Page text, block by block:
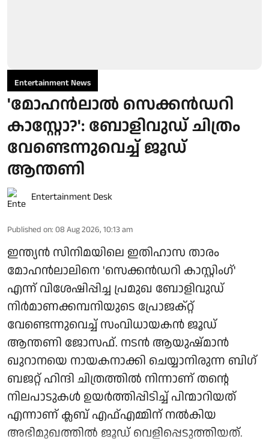
Entertainment News
'മോഹൻലാൽ സെക്കൻഡറി
കാസ്റ്റോ?': ബോളിവുഡ് ചിത്രം
വേണ്ടെന്നുവെച്ച് ജൂഡ്
ആന്തണി
Entertainment Desk
Published on: 08 Aug 2026, 10:13 am
ഇന്ത്യൻ സിനിമയിലെ ഇതിഹാസ താരം
മോഹൻലാലിനെ 'സെക്കൻഡറി കാസ്റ്റിംഗ്'
എന്ന് വിശേഷിപ്പിച്ച പ്രമുഖ ബോളിവുഡ്
നിർമാണക്കമ്പനിയുടെ പ്രോജക്റ്റ്
വേണ്ടെന്നുവെച്ച് സംവിധായകൻ ജൂഡ്
ആന്തണി ജോസഫ്. നടൻ ആയുഷ്മാൻ
ഖുറാനയെ നായകനാക്കി ചെയ്യാനിരുന്ന ബിഗ്
ബജറ്റ് ഹിന്ദി ചിത്രത്തിൽ നിന്നാണ് തന്റെ
നിലപാടുകൾ ഉയർത്തിപ്പിടിച്ച് പിന്മാറിയത്
എന്നാണ് ക്ലബ് എഫ്എമ്മിന് നല്‍കിയ
അഭിമുഖത്തില്‍ ജൂഡ് വെളിപ്പെടുത്തിയത്.